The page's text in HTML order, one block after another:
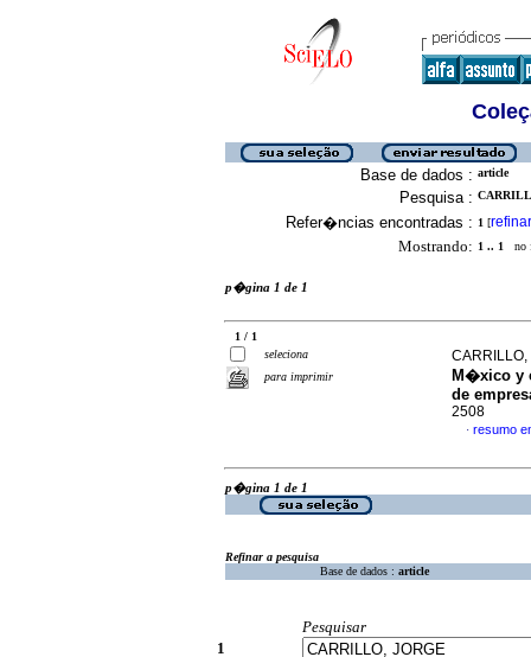
Base de dados : article
Pesquisa :
Refer�ncias encontradas : 1 [refinar
Mostrando: 1 .. 1 no
p�gina 1 de 1
1 / 1
seleciona
para imprimir
CARRILLO,
M�xico y
de
2508
· resumo
p�gina 1 de 1
Refinar a pesquisa
Base de dados : article
Pesquisar
1